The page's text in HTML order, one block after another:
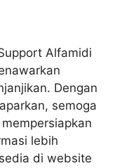
Alfamidi
Dengan
semoga
lebih
di website